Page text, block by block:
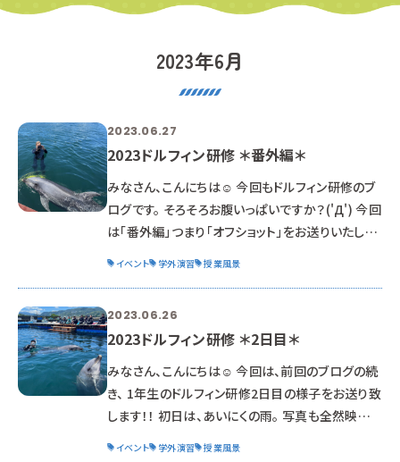
2023年6月
2023.06.27
2023ドルフィン研修 ＊番外編＊
みなさん、こんにちは☺ 今回もドルフィン研修のブ
ログです。 そろそろお腹いっぱいですか？('Д') 今回
は「番外編」つまり「オフショット」をお送りいたしま
グを書く場合は、 だいたいいつも番外編付きなの
です。 では、いきましょう！ まず、アイキャッチ画像に
登場したのは 「愛くるしいイルカ」と「小亀先生」で
す♪ 研修中の先生達の大事なお
イベント 学外演習 授業風景
2023.06.26
2023ドルフィン研修 ＊2日目＊
みなさん、こんにちは☺ 今回は、前回のブログの続
き、 1年生のドルフィン研修2日目の様子をお送り致
します！！ 初日は、あいにくの雨。 写真も全然映え
イベント 学外演習 授業風景